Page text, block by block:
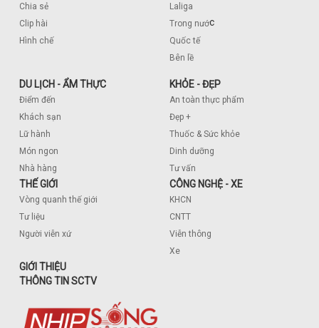
Chia sẻ
Clip hài
Hình chế
Laliga
Trong nước
Quốc tế
Bên lề
DU LỊCH - ẨM THỰC
Điểm đến
Khách sạn
Lữ hành
Món ngon
Nhà hàng
KHỎE - ĐẸP
An toàn thực phẩm
Đẹp +
Thuốc & Sức khỏe
Dinh dưỡng
Tư vấn
THẾ GIỚI
Vòng quanh thế giới
Tư liệu
Người viễn xứ
CÔNG NGHỆ - XE
KHCN
CNTT
Viễn thông
Xe
GIỚI THIỆU
THÔNG TIN SCTV